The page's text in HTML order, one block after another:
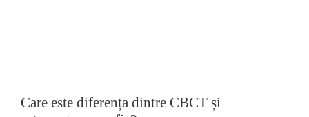
Care este diferența dintre CBCT și